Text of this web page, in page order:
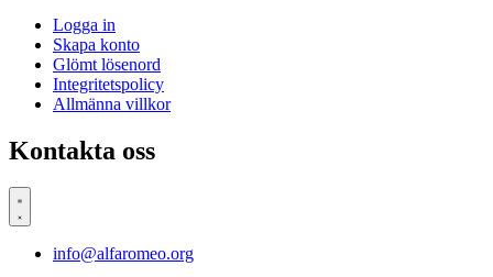
Logga in
Skapa konto
Glömt lösenord
Integritetspolicy
Allmänna villkor
Kontakta oss
info@alfaromeo.org